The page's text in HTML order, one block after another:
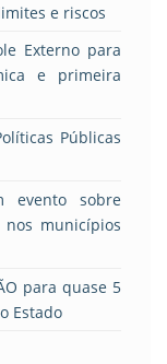
e riscos
Externo para
e primeira
Públicas
evento sobre
municípios
para quase 5
Estado